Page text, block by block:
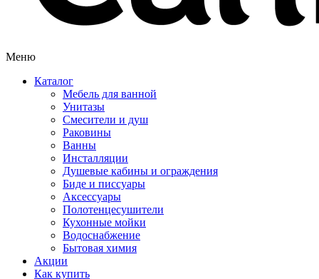
Меню
Каталог
Мебель для ванной
Унитазы
Смесители и душ
Раковины
Ванны
Инсталляции
Душевые кабины и ограждения
Биде и писсуары
Аксессуары
Полотенцесушители
Кухонные мойки
Водоснабжение
Бытовая химия
Акции
Как купить